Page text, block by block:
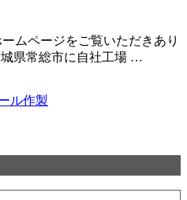
ムページをご覧いただきあり
県常総市に自社工場 …
ル作製